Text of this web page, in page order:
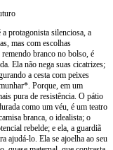
protagonista silenciosa, a
mas com escolhas
branco no bolso, é
Ela não nega suas cicatrizes;
a cesta com peixes
Porque, em um
pura de resistência. O pátio
como um véu, é um teatro
branca, o idealista; o
rebelde; e ela, a guardiã
ajudá-lo. Ela se ajoelha ao seu